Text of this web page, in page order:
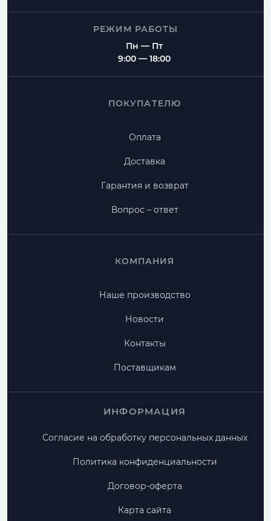
РЕЖИМ РАБОТЫ
Пн — Пт
9:00 — 18:00
ПОКУПАТЕЛЮ
Оплата
Доставка
Гарантия и возврат
Вопрос – ответ
КОМПАНИЯ
Наше производство
Новости
Контакты
Поставщикам
ИНФОРМАЦИЯ
Согласие на обработку персональных данных
Политика конфиденциальности
Договор-оферта
Карта сайта